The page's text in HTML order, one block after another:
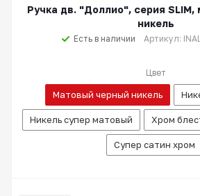
Ручка дв. "Доллио", серия
никель
Есть в наличии Артикул:
Цвет
Матовый черный никель
Никель супер матовый Хром
Супер сатин хром